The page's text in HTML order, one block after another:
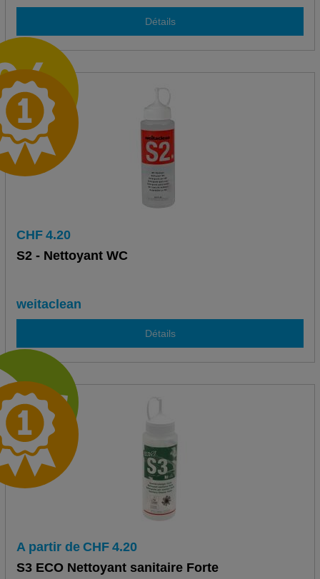
Détails
CHF 4.20
S2 - Nettoyant WC
weitaclean
Détails
A partir de CHF 4.20
S3 ECO Nettoyant sanitaire Forte